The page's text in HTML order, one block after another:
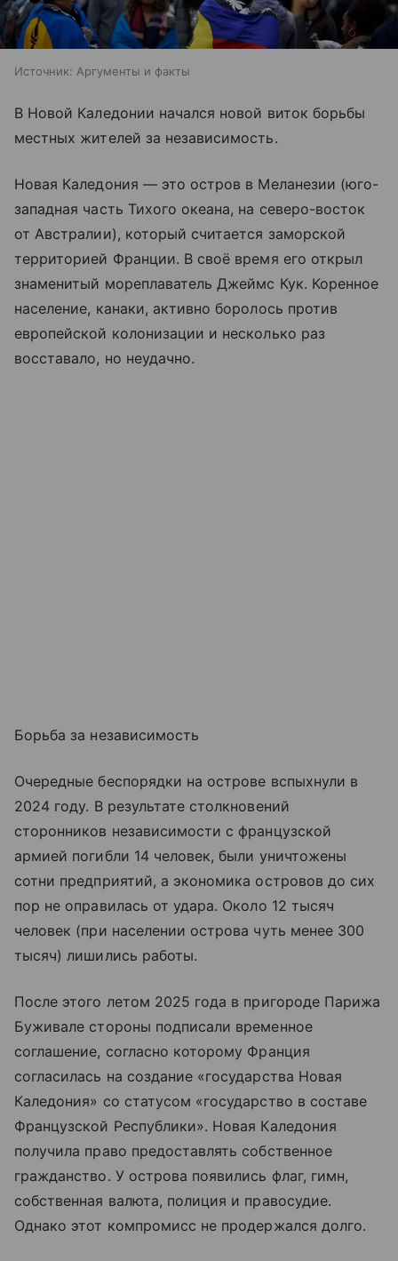
Источник: Аргументы и факты
В Новой Каледонии начался новой виток борьбы
местных жителей за независимость.
Новая Каледония — это остров в Меланезии (юго-
западная часть Тихого океана, на северо-восток
от Австралии), который считается заморской
территорией Франции. В своё время его открыл
знаменитый мореплаватель Джеймс Кук. Коренное
население, канаки, активно боролось против
европейской колонизации и несколько раз
восставало, но неудачно.
Борьба за независимость
Очередные беспорядки на острове вспыхнули в
2024 году. В результате столкновений
сторонников независимости с французской
армией погибли 14 человек, были уничтожены
сотни предприятий, а экономика островов до сих
пор не оправилась от удара. Около 12 тысяч
человек (при населении острова чуть менее 300
тысяч) лишились работы.
После этого летом 2025 года в пригороде Парижа
Буживале стороны подписали временное
соглашение, согласно которому Франция
согласилась на создание «государства Новая
Каледония» со статусом «государство в составе
Французской Республики». Новая Каледония
получила право предоставлять собственное
гражданство. У острова появились флаг, гимн,
собственная валюта, полиция и правосудие.
Однако этот компромисс не продержался долго.